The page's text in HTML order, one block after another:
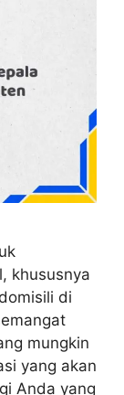
khususnya
di
mungkin
yang akan
Anda yang